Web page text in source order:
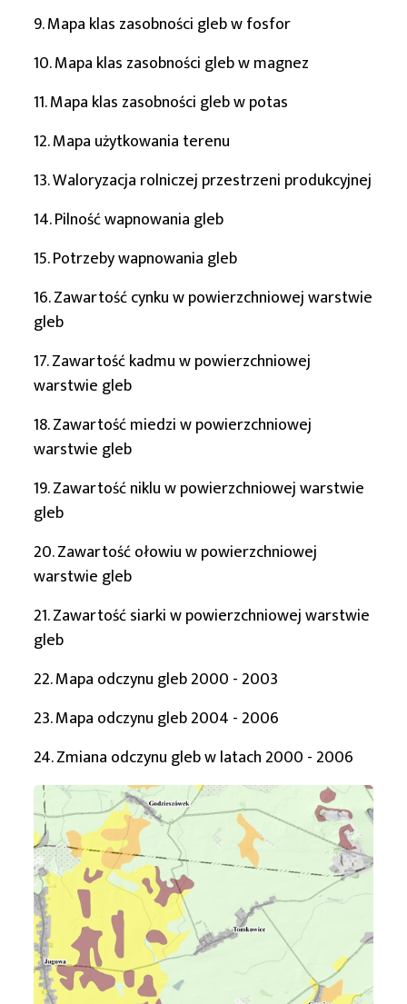
9. Mapa klas zasobności gleb w fosfor
10. Mapa klas zasobności gleb w magnez
11. Mapa klas zasobności gleb w potas
12. Mapa użytkowania terenu
13. Waloryzacja rolniczej przestrzeni produkcyjnej
14. Pilność wapnowania gleb
15. Potrzeby wapnowania gleb
16. Zawartość cynku w powierzchniowej warstwie
gleb
17. Zawartość kadmu w powierzchniowej
warstwie gleb
18. Zawartość miedzi w powierzchniowej
warstwie gleb
19. Zawartość niklu w powierzchniowej warstwie
gleb
20. Zawartość ołowiu w powierzchniowej
warstwie gleb
21. Zawartość siarki w powierzchniowej warstwie
gleb
22. Mapa odczynu gleb 2000 - 2003
23. Mapa odczynu gleb 2004 - 2006
24. Zmiana odczynu gleb w latach 2000 - 2006